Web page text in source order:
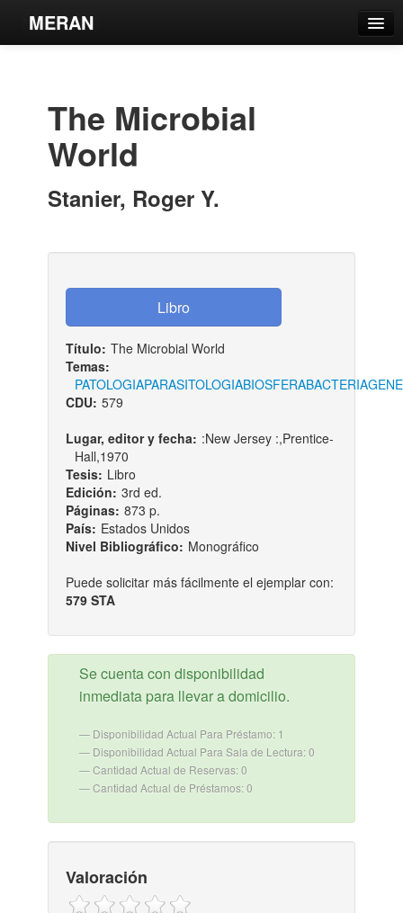
MERAN
Estantes Virtuales
The Microbial
World
Stanier, Roger Y.
Título: The Microbial World
Temas:
PATOLOGIAPARASITOLOGIABIOSFERABACTERIA
CDU: 579
Lugar, editor y fecha: :New Jersey :,Prentice-
Hall,1970
Tesis: Libro
Edición: 3rd ed.
Páginas: 873 p.
País: Estados Unidos
Nivel Bibliográfico: Monográfico
Puede solicitar más fácilmente el ejemplar con:
579 STA
Se cuenta con disponibilidad
inmediata para llevar a domicilio.
Disponibilidad Actual Para Préstamo: 1
Disponibilidad Actual Para Sala de Lectura: 0
Cantidad Actual de Reservas: 0
Cantidad Actual de Préstamos: 0
Valoración